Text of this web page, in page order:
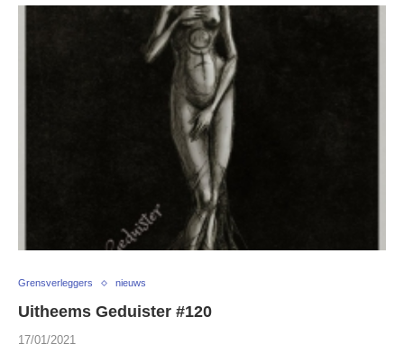
Grensverleggers nieuws
Uitheems Geduister #120
17/01/2021